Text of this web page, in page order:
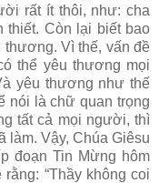
rất ít thôi, như: cha
thiết. Còn lại biết bao
Vì thế, vấn đề
thể yêu thương mọi
yêu thương như thế
nói là chữ quan trọng
tất cả mọi người, thì
làm. Vậy, Chúa Giêsu
đoạn Tin Mừng hôm
“Thầy không coi